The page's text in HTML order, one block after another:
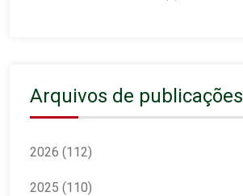
Arquivos de publicações
2026 (112)
2025 (110)